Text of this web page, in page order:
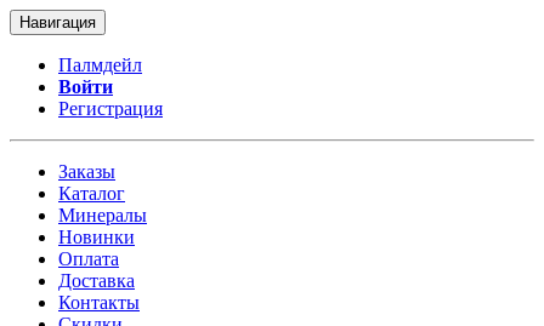
Навигация
Палмдейл
Войти
Регистрация
Заказы
Каталог
Минералы
Новинки
Оплата
Доставка
Контакты